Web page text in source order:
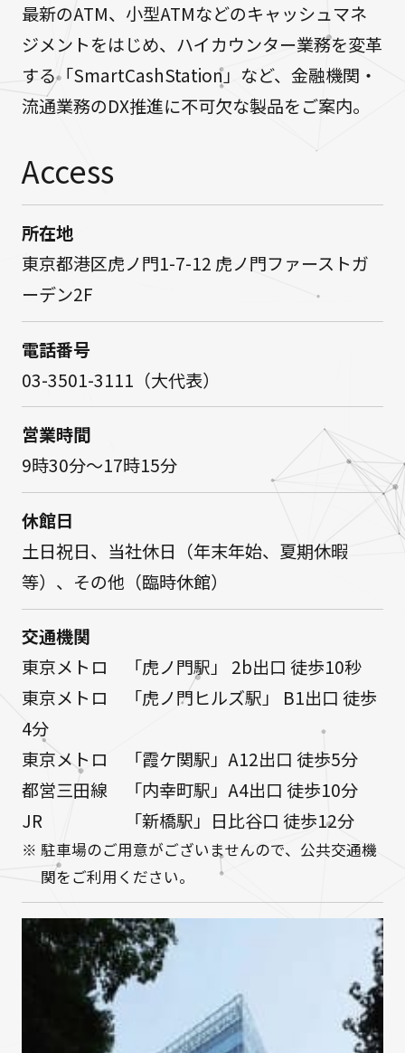
最新のATM、小型ATMなどのキャッシュマネ
ジメントをはじめ、ハイカウンター業務を変革
する「SmartCashStation」など、金融機関・
流通業務のDX推進に不可欠な製品をご案内。
Access
所在地
東京都港区虎ノ門1-7-12 虎ノ門ファーストガ
ーデン2F
電話番号
03-3501-3111（大代表）
営業時間
9時30分～17時15分
休館日
土日祝日、当社休日（年末年始、夏期休暇
等）、その他（臨時休館）
交通機関
東京メトロ
「虎ノ門駅」 2b出口 徒歩10秒
東京メトロ
「虎ノ門ヒルズ駅」 B1出口 徒歩
4分
東京メトロ
「霞ケ関駅」A12出口 徒歩5分
都営三田線
「内幸町駅」A4出口 徒歩10分
JR
「新橋駅」日比谷口 徒歩12分
※ 駐車場のご用意がございませんので、公共交通機
関をご利用ください。